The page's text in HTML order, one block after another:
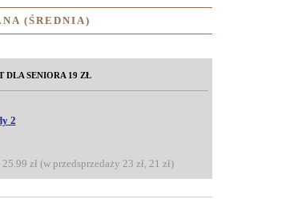
(ŚREDNIA)
DLA SENIORA 19 ZŁ
2
zł (w przedsprzedaży 23 zł, 21 zł)